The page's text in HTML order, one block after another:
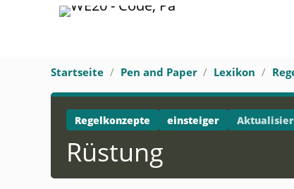
Startseite Pen and Paper Lexikon
Regelkonzepte einsteiger
Rüstung